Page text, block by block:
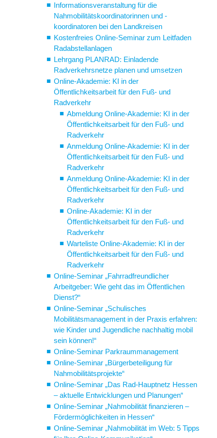
Informationsveranstaltung für die
Nahmobilitätskoordinatorinnen und -
koordinatoren bei den Landkreisen
Kostenfreies Online-Seminar zum Leitfaden
Radabstellanlagen
Lehrgang PLANRAD: Einladende
Radverkehrsnetze planen und umsetzen
Online-Akademie: KI in der
Öffentlichkeitsarbeit für den Fuß- und
Radverkehr
Abmeldung Online-Akademie: KI in der
Öffentlichkeitsarbeit für den Fuß- und
Radverkehr
Anmeldung Online-Akademie: KI in der
Öffentlichkeitsarbeit für den Fuß- und
Radverkehr
Anmeldung Online-Akademie: KI in der
Öffentlichkeitsarbeit für den Fuß- und
Radverkehr
Online-Akademie: KI in der
Öffentlichkeitsarbeit für den Fuß- und
Radverkehr
Warteliste Online-Akademie: KI in der
Öffentlichkeitsarbeit für den Fuß- und
Radverkehr
Online-Seminar „Fahrradfreundlicher
Arbeitgeber: Wie geht das im Öffentlichen
Dienst?“
Online-Seminar „Schulisches
Mobilitätsmanagement in der Praxis erfahren:
wie Kinder und Jugendliche nachhaltig mobil
sein können!“
Online-Seminar Parkraummanagement
Online-Seminar „Bürgerbeteiligung für
Nahmobilitätsprojekte“
Online-Seminar „Das Rad-Hauptnetz Hessen
– aktuelle Entwicklungen und Planungen“
Online-Seminar „Nahmobilität finanzieren –
Fördermöglichkeiten in Hessen“
Online-Seminar „Nahmobilität im Web: 5 Tipps